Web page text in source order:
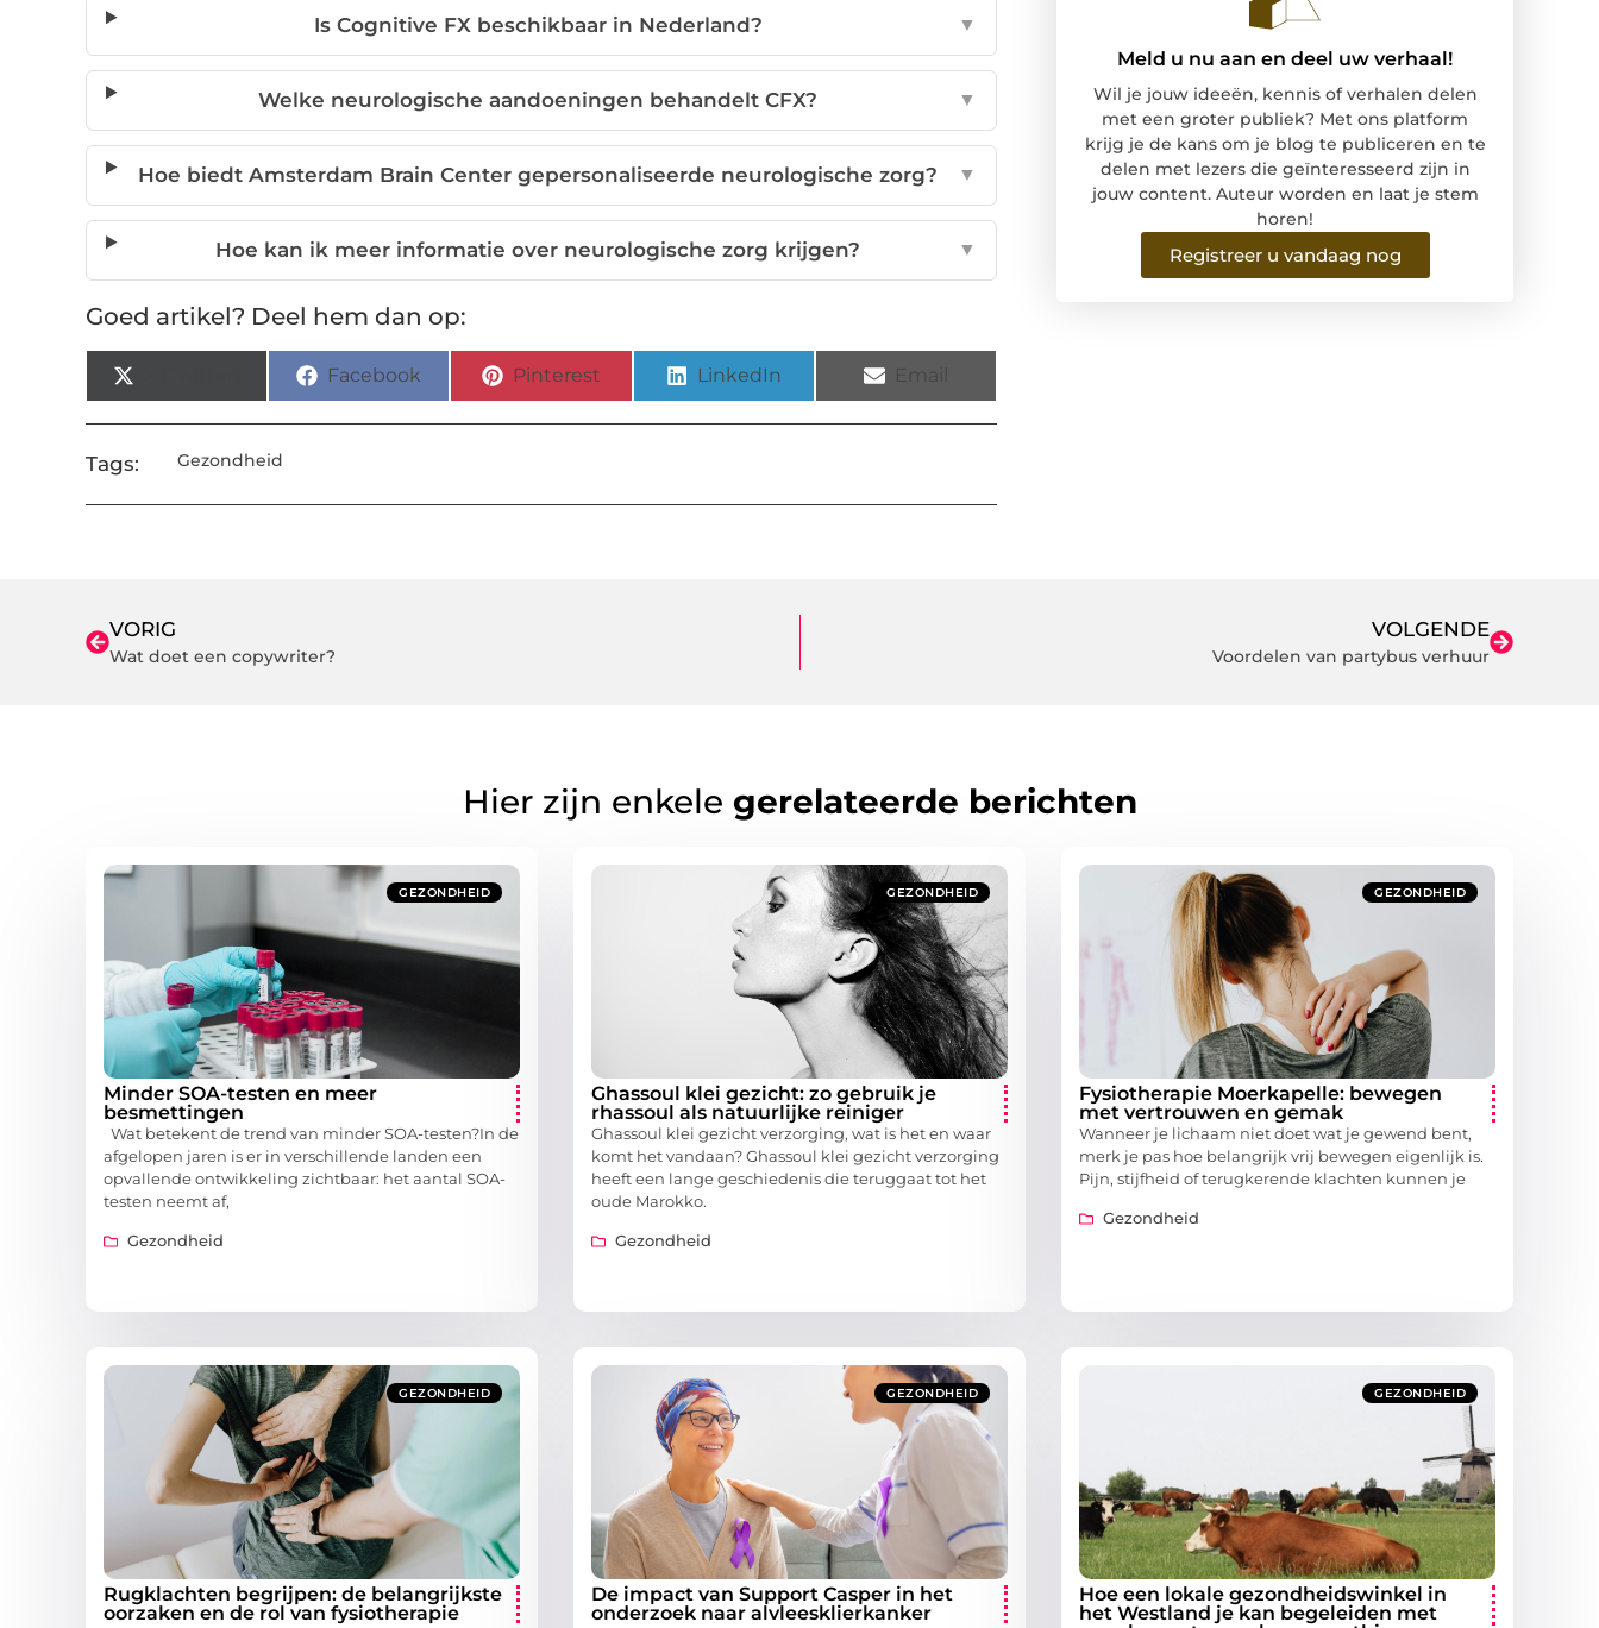
Is Cognitive FX beschikbaar in Nederland? ▼
Welke neurologische aandoeningen behandelt CFX? ▼
Hoe biedt Amsterdam Brain Center gepersonaliseerde neurologische zorg? ▼
Hoe kan ik meer informatie over neurologische zorg krijgen? ▼
Goed artikel? Deel hem dan op:
Facebook Pinterest LinkedIn
Tags: Gezondheid
Meld u nu aan en deel uw verhaal!
Wil je jouw ideeën, kennis of verhalen delen
met een groter publiek? Met ons platform
krijg je de kans om je blog te publiceren en te
delen met lezers die geïnteresseerd zijn in
jouw content. Auteur worden en laat je stem
horen!
Registreer u vandaag nog
VORIG
Wat doet een copywriter?
VOLGENDE
Voordelen van partybus verhuur
Hier zijn enkele gerelateerde berichten
GEZONDHEID
Minder SOA-testen en meer
besmettingen
Wat betekent de trend van minder SOA-testen?In de
afgelopen jaren is er in verschillende landen een
opvallende ontwikkeling zichtbaar: het aantal SOA-
testen neemt af,
Gezondheid
GEZONDHEID
Ghassoul klei gezicht: zo gebruik je
rhassoul als natuurlijke reiniger
Ghassoul klei gezicht verzorging, wat is het en waar
komt het vandaan? Ghassoul klei gezicht verzorging
heeft een lange geschiedenis die teruggaat tot het
oude Marokko.
Gezondheid
GEZONDHEID
Fysiotherapie Moerkapelle: bewegen
met vertrouwen en gemak
Wanneer je lichaam niet doet wat je gewend bent,
merk je pas hoe belangrijk vrij bewegen eigenlijk is.
Pijn, stijfheid of terugkerende klachten kunnen je
Gezondheid
GEZONDHEID
Rugklachten begrijpen: de belangrijkste
oorzaken en de rol van fysiotherapie
GEZONDHEID
De impact van Support Casper in het
onderzoek naar alvleesklierkanker
GEZONDHEID
Hoe een lokale gezondheidswinkel in
het Westland je kan begeleiden met